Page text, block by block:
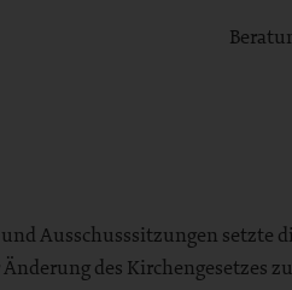
Ausschusssitzungen
des Kirchengesetzes